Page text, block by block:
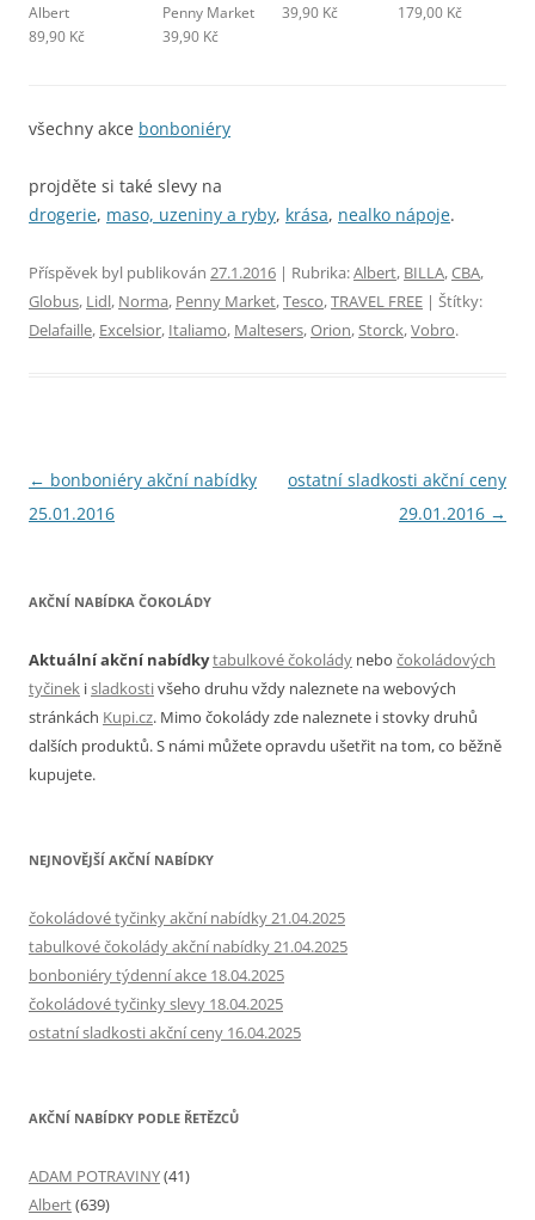
Albert
89,90 Kč
Penny Market
39,90 Kč
39,90 Kč
179,00 Kč
všechny akce bonboniéry
projděte si také slevy na
drogerie, maso, uzeniny a ryby, krása, nealko nápoje.
Příspěvek byl publikován 27.1.2016 | Rubrika:Albert, BILLA,CBA,
Globus, Lidl, Norma, Penny Market,Tesco,TRAVEL FREE | Štítky:
Delafaille, Excelsior, Italiamo, Maltesers,Orion,Storck,Vobro.
Navigace
pro
← bonboniéry akční nabídky
25.01.2016
ostatní sladkosti akční ceny
29.01.2016 →
AKČNÍ NABÍDKA ČOKOLÁDY
Aktuální akční nabídkytabulkové čokolády nebo čokoládových
tyčinek isladkostivšeho druhu vždy naleznete na webových
stránkách Kupi.cz. Mimo čokolády zde naleznete i stovky druhů
dalších produktů. S námi můžete opravdu ušetřit na tom, co běžně
kupujete.
NEJNOVĚJŠÍ AKČNÍ NABÍDKY
čokoládové tyčinky akční nabídky 21.04.2025
tabulkové čokolády akční nabídky 21.04.2025
bonboniéry týdenní akce 18.04.2025
čokoládové tyčinky slevy 18.04.2025
ostatní sladkosti akční ceny 16.04.2025
AKČNÍ NABÍDKY PODLE ŘETĚZCŮ
ADAM POTRAVINY(41)
Albert(639)